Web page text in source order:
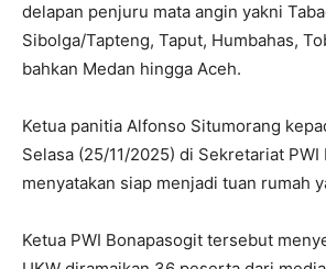
delapan penjuru mata angin yakni
Sibolga/Tapteng, Taput, Humbahas,
bahkan Medan hingga Aceh.
Ketua panitia Alfonso Situmorang
Selasa (25/11/2025) di Sekretariat
menyatakan siap menjadi tuan rumah
Ketua PWI Bonapasogit tersebut